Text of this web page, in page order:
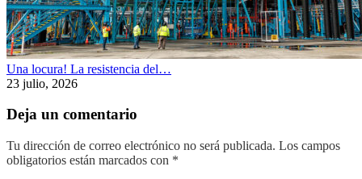
Una locura! La resistencia del…
23 julio, 2026
Deja un comentario
Tu dirección de correo electrónico no será publicada. Los campos
obligatorios están marcados con *